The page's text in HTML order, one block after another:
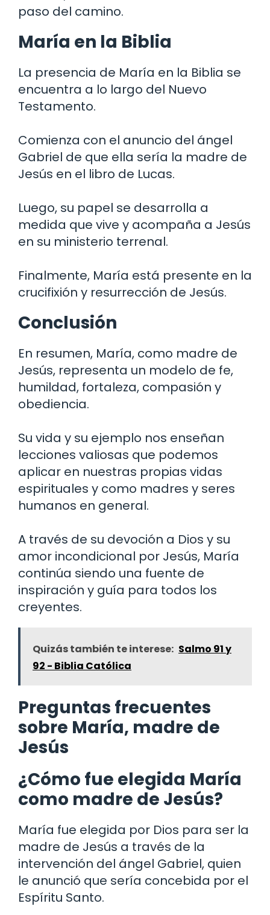
paso del camino.
María en la Biblia
La presencia de María en la Biblia se
encuentra a lo largo del Nuevo
Testamento.
Comienza con el anuncio del ángel
Gabriel de que ella sería la madre de
Jesús en el libro de Lucas.
Luego, su papel se desarrolla a
medida que vive y acompaña a Jesús
en su ministerio terrenal.
Finalmente, María está presente en la
crucifixión y resurrección de Jesús.
Conclusión
En resumen, María, como madre de
Jesús, representa un modelo de fe,
humildad, fortaleza, compasión y
obediencia.
Su vida y su ejemplo nos enseñan
lecciones valiosas que podemos
aplicar en nuestras propias vidas
espirituales y como madres y seres
humanos en general.
A través de su devoción a Dios y su
amor incondicional por Jesús, María
continúa siendo una fuente de
inspiración y guía para todos los
creyentes.
Quizás también te interese: Salmo 91 y
92 - Biblia Católica
Preguntas frecuentes
sobre María, madre de
Jesús
¿Cómo fue elegida María
como madre de Jesús?
María fue elegida por Dios para ser la
madre de Jesús a través de la
intervención del ángel Gabriel, quien
le anunció que sería concebida por el
Espíritu Santo.